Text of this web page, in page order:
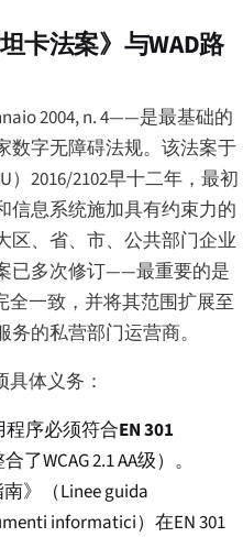
卡法案》与WAD路
2004, n. 4——是最基础的
数字无障碍法规。该法案于
）2016/2102早十二年，最初
信息系统施加具有约束力的
区、省、市、公共部门企业
已多次修订——最重要的是
全一致，并将其范围扩展至
的私营部门运营商。
体义务：
序必须符合EN 301
了WCAG 2.1 AA级）。
》（Linee guida
informatici）在EN 301